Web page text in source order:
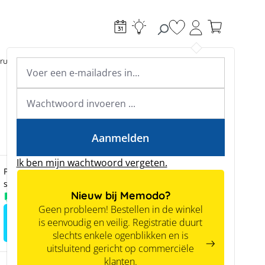
Academy & webinars
Expertkennis
Tools
Je hebt 0 items op
Ik ben mijn wachtwoord vergeten.
Aanmelden
Nieuw bij Memodo?
Geen probleem! Bestellen in de winkel
is eenvoudig en veilig. Registratie duurt
slechts enkele ogenblikken en is
uitsluitend gericht op commerciële
klanten.
Toebehoren
Prijzen zijn alleen zichtbaar voor zakelijke klanten na
succesvolle registratie.
Meld je aan voor het zien van
prijzen